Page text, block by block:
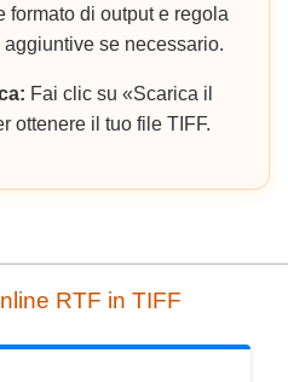
formato di output e regola
se necessario.
Fai clic su «Scarica il
ottenere il tuo file TIFF.
RTF in TIFF